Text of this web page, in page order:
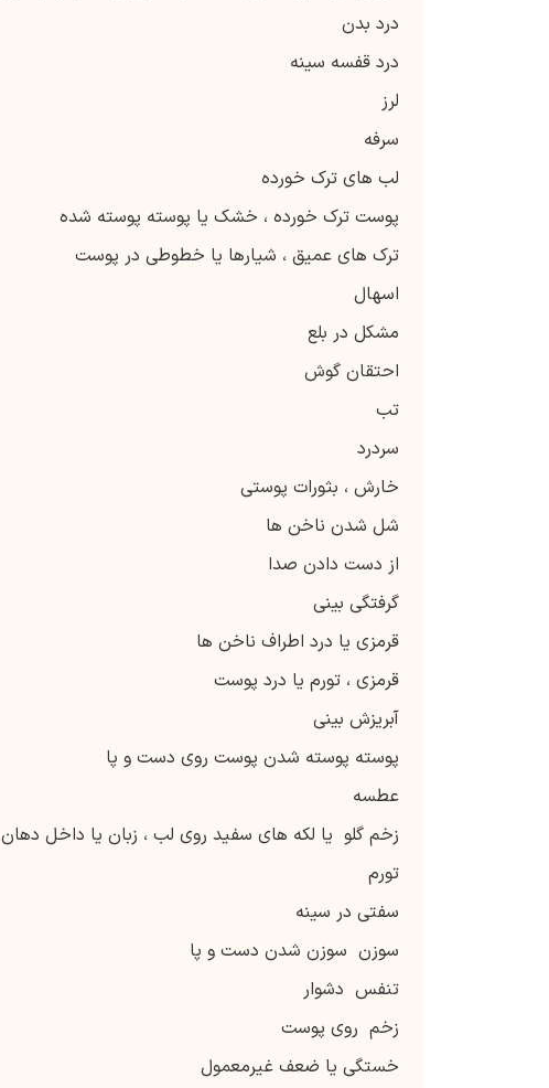
درد بدن
درد قفسه سینه
لرز
سرفه
لب های ترک خورده
پوست ترک خورده ، خشک یا پوسته پوسته شده
ترک های عمیق ، شیارها یا خطوطی در پوست
اسهال
مشکل در بلع
احتقان گوش
تب
سردرد
خارش ، بثورات پوستی
شل شدن ناخن ها
از دست دادن صدا
گرفتگی بینی
قرمزی یا درد اطراف ناخن ها
قرمزی ، تورم یا درد پوست
آبریزش بینی
پوسته پوسته شدن پوست روی دست و پا
عطسه
زخم گلو یا لکه های سفید روی لب ، زبان یا داخل دهان
تورم
سفتی در سینه
سوزن سوزن شدن دست و پا
تنفس دشوار
زخم روی پوست
خستگی یا ضعف غیرمعمول